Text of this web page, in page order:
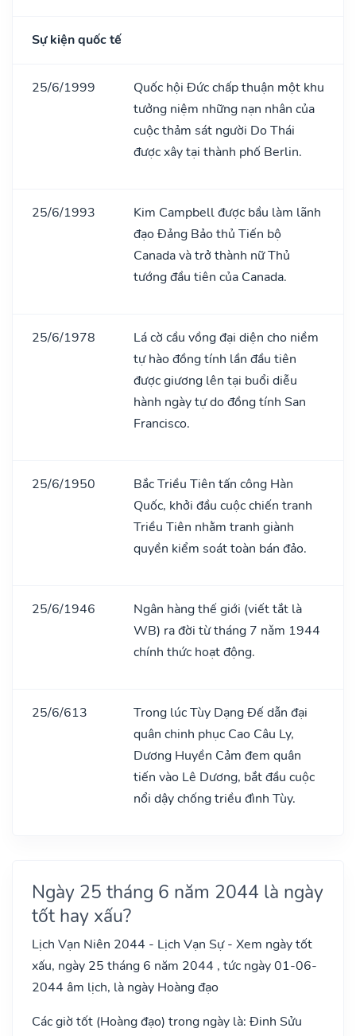
Sự kiện quốc tế
25/6/1999
Quốc hội Đức chấp thuận một khu
tưởng niệm những nạn nhân của
cuộc thảm sát người Do Thái
được xây tại thành phố Berlin.
25/6/1993
Kim Campbell được bầu làm lãnh
đạo Đảng Bảo thủ Tiến bộ
Canada và trở thành nữ Thủ
tướng đầu tiên của Canada.
25/6/1978
Lá cờ cầu vồng đại diện cho niềm
tự hào đồng tính lần đầu tiên
được giương lên tại buổi diễu
hành ngày tự do đồng tính San
Francisco.
25/6/1950
Bắc Triều Tiên tấn công Hàn
Quốc, khởi đầu cuộc chiến tranh
Triều Tiên nhằm tranh giành
quyền kiểm soát toàn bán đảo.
25/6/1946
Ngân hàng thế giới (viết tắt là
WB) ra đời từ tháng 7 nǎm 1944
chính thức hoạt động.
25/6/613
Trong lúc Tùy Dạng Đế dẫn đại
quân chinh phục Cao Câu Ly,
Dương Huyền Cảm đem quân
tiến vào Lê Dương, bắt đầu cuộc
nổi dậy chống triều đình Tùy.
Ngày 25 tháng 6 năm 2044 là ngày
tốt hay xấu?
Lịch Vạn Niên 2044 - Lịch Vạn Sự - Xem ngày tốt
xấu, ngày 25 tháng 6 năm 2044 , tức ngày 01-06-
2044 âm lịch, là ngày Hoàng đạo
Các giờ tốt (Hoàng đạo) trong ngày là: Đinh Sửu